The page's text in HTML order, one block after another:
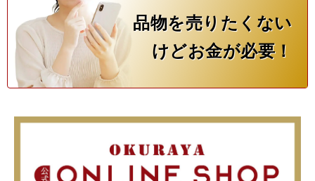
品物を売りたくない
けどお金が必要！